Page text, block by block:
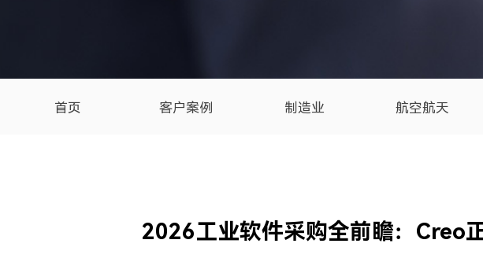
首页 客户案例 制造业 航空航天
2026工业软件采购全前瞻：Creo